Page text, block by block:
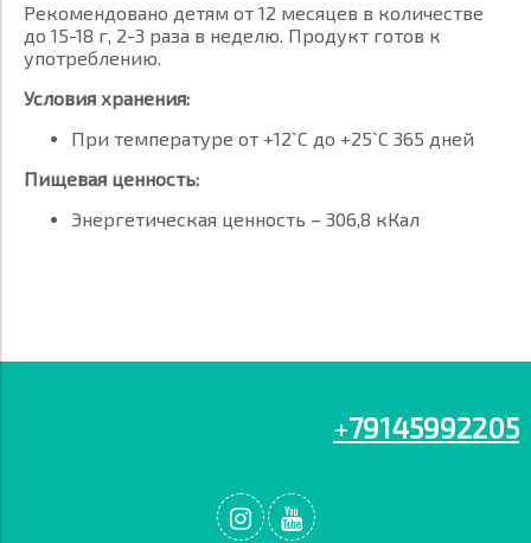
Рекомендовано детям от 12 месяцев в количестве
до 15-18 г, 2-3 раза в неделю. Продукт готов к
употреблению.
Условия хранения:
При температуре от +12`С до +25`С 365 дней
Пищевая ценность:
Энергетическая ценность – 306,8 кКал
+79145992205